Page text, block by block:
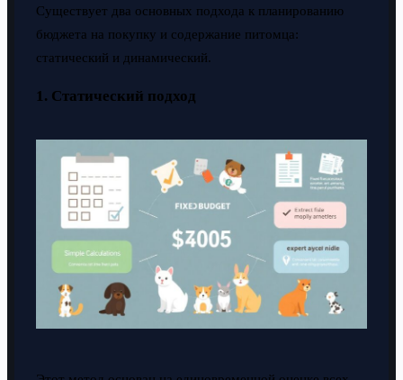
Существует два основных подхода к планированию
бюджета на покупку и содержание питомца:
статический и динамический.
1. Статический подход